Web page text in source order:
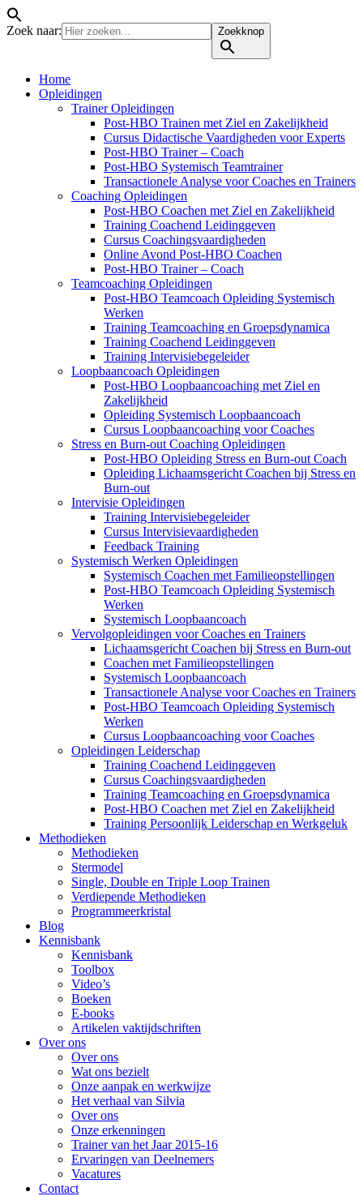
Zoek naar: Zoekknop
Home
Opleidingen
Trainer Opleidingen
Post-HBO Trainen met Ziel en Zakelijkheid
Cursus Didactische Vaardigheden voor Experts
Post-HBO Trainer – Coach
Post-HBO Systemisch Teamtrainer
Transactionele Analyse voor Coaches en Trainers
Coaching Opleidingen
Post-HBO Coachen met Ziel en Zakelijkheid
Training Coachend Leidinggeven
Cursus Coachingsvaardigheden
Online Avond Post-HBO Coachen
Post-HBO Trainer – Coach
Teamcoaching Opleidingen
Post-HBO Teamcoach Opleiding Systemisch
Werken
Training Teamcoaching en Groepsdynamica
Training Coachend Leidinggeven
Training Intervisiebegeleider
Loopbaancoach Opleidingen
Post-HBO Loopbaancoaching met Ziel en
Zakelijkheid
Opleiding Systemisch Loopbaancoach
Cursus Loopbaancoaching voor Coaches
Stress en Burn-out Coaching Opleidingen
Post-HBO Opleiding Stress en Burn-out Coach
Opleiding Lichaamsgericht Coachen bij Stress en
Burn-out
Intervisie Opleidingen
Training Intervisiebegeleider
Cursus Intervisievaardigheden
Feedback Training
Systemisch Werken Opleidingen
Systemisch Coachen met Familieopstellingen
Post-HBO Teamcoach Opleiding Systemisch
Werken
Systemisch Loopbaancoach
Vervolgopleidingen voor Coaches en Trainers
Lichaamsgericht Coachen bij Stress en Burn-out
Coachen met Familieopstellingen
Systemisch Loopbaancoach
Transactionele Analyse voor Coaches en Trainers
Post-HBO Teamcoach Opleiding Systemisch
Werken
Cursus Loopbaancoaching voor Coaches
Opleidingen Leiderschap
Training Coachend Leidinggeven
Cursus Coachingsvaardigheden
Training Teamcoaching en Groepsdynamica
Post-HBO Coachen met Ziel en Zakelijkheid
Training Persoonlijk Leiderschap en Werkgeluk
Methodieken
Methodieken
Stermodel
Single, Double en Triple Loop Trainen
Verdiepende Methodieken
Programmeerkristal
Blog
Kennisbank
Kennisbank
Toolbox
Video’s
Boeken
E-books
Artikelen vaktijdschriften
Over ons
Over ons
Wat ons bezielt
Onze aanpak en werkwijze
Het verhaal van Silvia
Over ons
Onze erkenningen
Trainer van het Jaar 2015-16
Ervaringen van Deelnemers
Vacatures
Contact